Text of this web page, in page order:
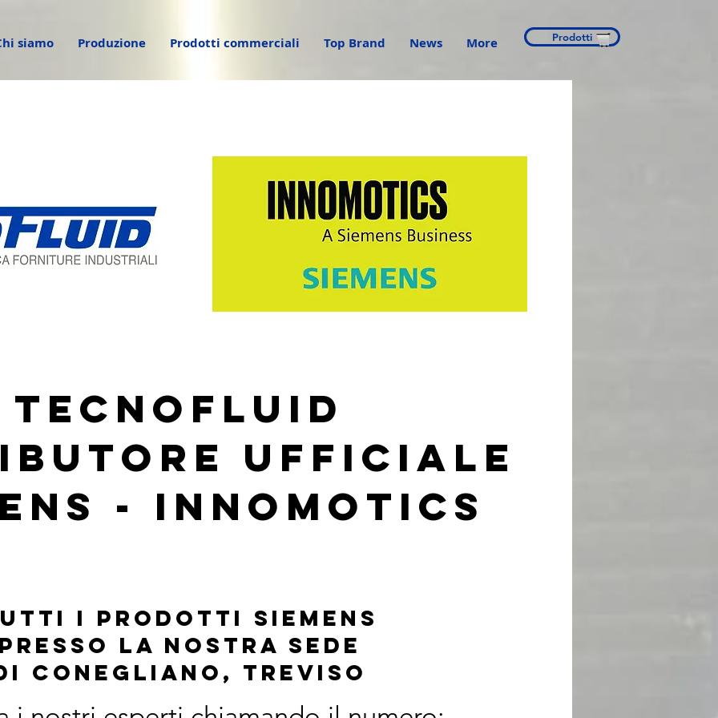
siamo Produzione Prodotti commerciali Top Brand News More Prodotti
tecnofluid
ufficiale
- innomotics
i prodotti siemens
la nostra sede
conegliano, treviso